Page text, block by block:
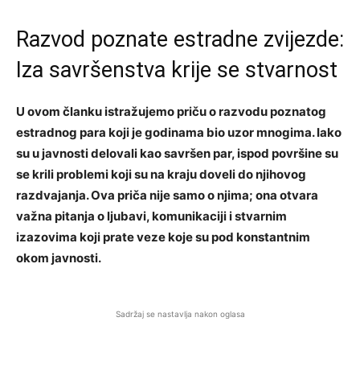
Razvod poznate estradne zvijezde:
Iza savršenstva krije se stvarnost
U ovom članku istražujemo priču o razvodu poznatog
estradnog para koji je godinama bio uzor mnogima. Iako
su u javnosti delovali kao savršen par, ispod površine su
se krili problemi koji su na kraju doveli do njihovog
razdvajanja. Ova priča nije samo o njima; ona otvara
važna pitanja o ljubavi, komunikaciji i stvarnim
izazovima koji prate veze koje su pod konstantnim
okom javnosti.
Sadržaj se nastavlja nakon oglasa